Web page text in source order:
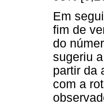
Em
fim de
do
sugeriu
partir da
com a